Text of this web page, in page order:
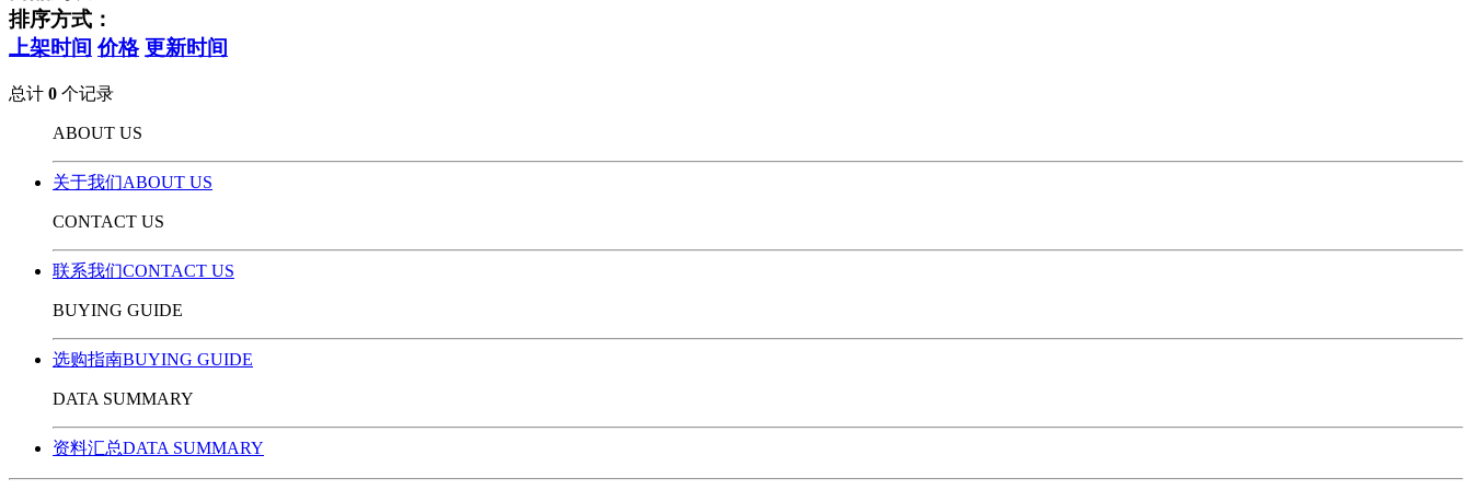
排序方式：
上架时间 价格 更新时间
总计 0 个记录
ABOUT US
关于我们ABOUT US
CONTACT US
联系我们CONTACT US
BUYING GUIDE
选购指南BUYING GUIDE
DATA SUMMARY
资料汇总DATA SUMMARY